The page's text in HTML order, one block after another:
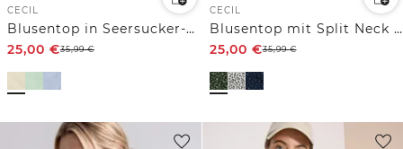
CECIL
Blusentop in Seersucker-Qualität
25,00 €35,99€
CECIL
Blusentop mit Split Neck und Palmen-Print
25,00 €35,99€